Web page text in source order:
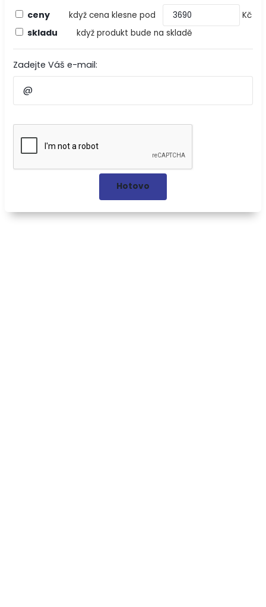
ceny
když cena klesne pod Kč
skladu když produkt bude na skladě
Zadejte Váš e-mail: